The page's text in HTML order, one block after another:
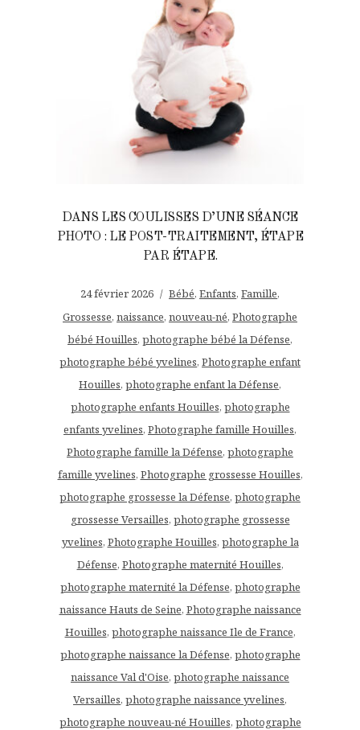
DANS LES COULISSES D’UNE SÉANCE
PHOTO : LE POST-TRAITEMENT, ÉTAPE
PAR ÉTAPE.
24 février 2026 Bébé, Enfants, Famille,
Grossesse, naissance, nouveau-né, Photographe
bébé Houilles, photographe bébé la Défense,
photographe bébé yvelines, Photographe enfant
Houilles, photographe enfant la Défense,
photographe enfants Houilles, photographe
enfants yvelines, Photographe famille Houilles,
Photographe famille la Défense, photographe
famille yvelines, Photographe grossesse Houilles,
photographe grossesse la Défense, photographe
grossesse Versailles, photographe grossesse
yvelines, Photographe Houilles, photographe la
Défense, Photographe maternité Houilles,
photographe maternité la Défense, photographe
naissance Hauts de Seine, Photographe naissance
Houilles, photographe naissance Ile de France,
photographe naissance la Défense, photographe
naissance Val d'Oise, photographe naissance
Versailles, photographe naissance yvelines,
photographe nouveau-né Houilles, photographe